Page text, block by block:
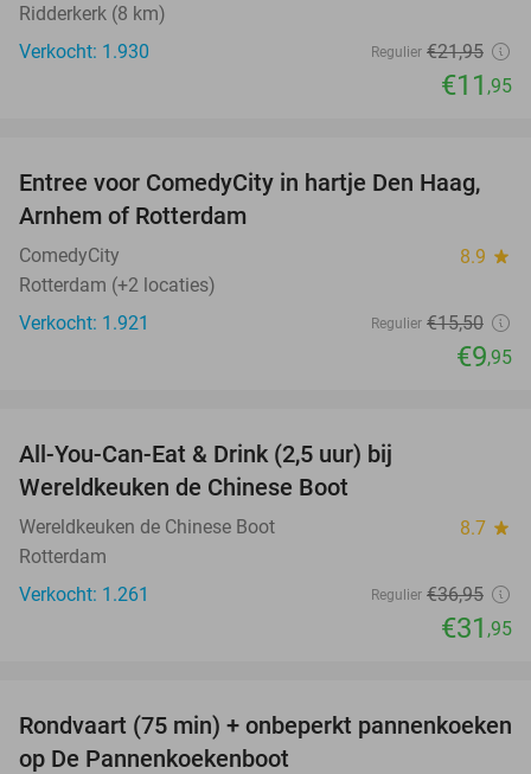
Ridderkerk (8 km)
Verkocht: 1.930
Regulier €21,95
€11 ,95
36%
TODAY
Entree voor ComedyCity in hartje Den Haag,
Arnhem of Rotterdam
ComedyCity 8.9 star
Rotterdam (+2 locaties)
Verkocht: 1.921
Regulier €15,50
€9,95
All-You-Can-Eat & Drink (2,5 uur) bij
Wereldkeuken de Chinese Boot
Wereldkeuken de Chinese Boot 8.7 star
Rotterdam
Verkocht: 1.261
Regulier €36,95
€31 ,95
30%
Rondvaart (75 min) + onbeperkt pannenkoeken
op De Pannenkoekenboot